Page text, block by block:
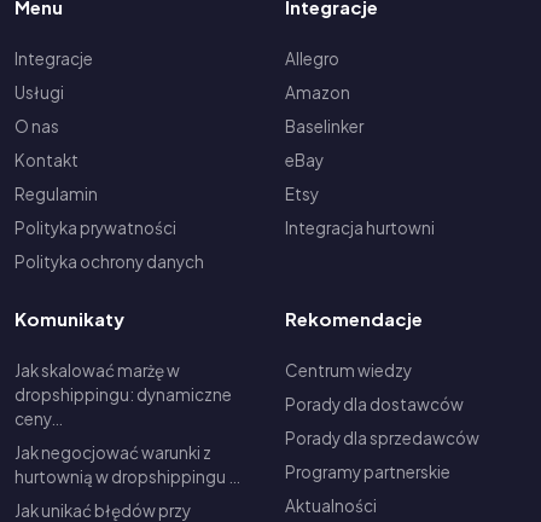
Menu
Integracje
Usługi
O nas
Kontakt
Regulamin
Polityka prywatności
Polityka ochrony danych
Integracje
Allegro
Amazon
Baselinker
eBay
Etsy
Integracja hurtowni
Komunikaty
Jak skalować marżę w
dropshippingu: dynamiczne
ceny…
Jak negocjować warunki z
hurtownią w dropshippingu …
Jak unikać błędów przy
Rekomendacje
Centrum wiedzy
Porady dla dostawców
Porady dla sprzedawców
Programy partnerskie
Aktualności